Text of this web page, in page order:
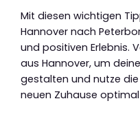
Mit diesen wichtigen
Hannover nach
und positiven Erlebnis.
aus Hannover, um
gestalten und nutze
neuen Zuhause